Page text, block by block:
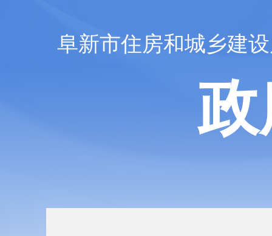
阜新市住房和城乡建